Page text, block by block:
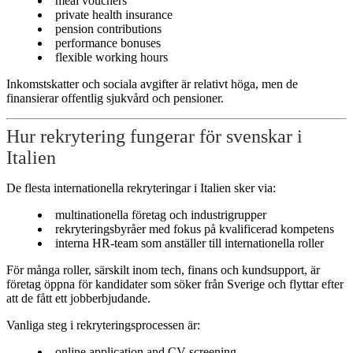
private health insurance
pension contributions
performance bonuses
flexible working hours
Inkomstskatter och sociala avgifter är relativt höga, men de
finansierar offentlig sjukvård och pensioner.
Hur rekrytering fungerar för svenskar i
Italien
De flesta internationella rekryteringar i Italien sker via:
multinationella företag och industrigrupper
rekryteringsbyråer med fokus på kvalificerad kompetens
interna HR-team som anställer till internationella roller
För många roller, särskilt inom tech, finans och kundsupport, är
företag öppna för kandidater som söker från Sverige och flyttar efter
att de fått ett jobberbjudande.
Vanliga steg i rekryteringsprocessen är: